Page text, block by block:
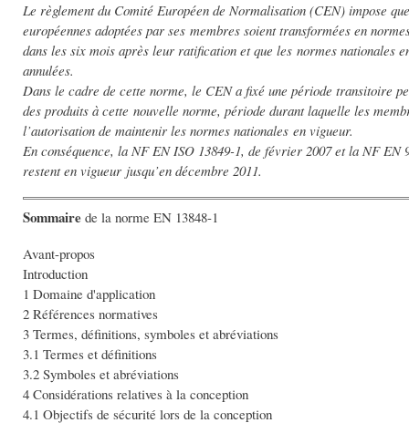
Le règlement du Comité Européen de Normalisation (CEN) impose
européennes adoptées par ses membres soient transformées en
dans les six mois après leur ratification et que les normes nationales
annulées.
Dans le cadre de cette norme, le CEN a fixé une période transitoire
des produits à cette nouvelle norme, période durant laquelle les
l’autorisation de maintenir les normes nationales en vigueur.
En conséquence, la NF EN ISO 13849-1, de février 2007 et la NF EN
restent en vigueur jusqu’en décembre 2011.
Sommaire de la norme EN 13848-1
Avant-propos
Introduction
1 Domaine d'application
2 Références normatives
3 Termes, définitions, symboles et abréviations
3.1 Termes et définitions
3.2 Symboles et abréviations
4 Considérations relatives à la conception
4.1 Objectifs de sécurité lors de la conception